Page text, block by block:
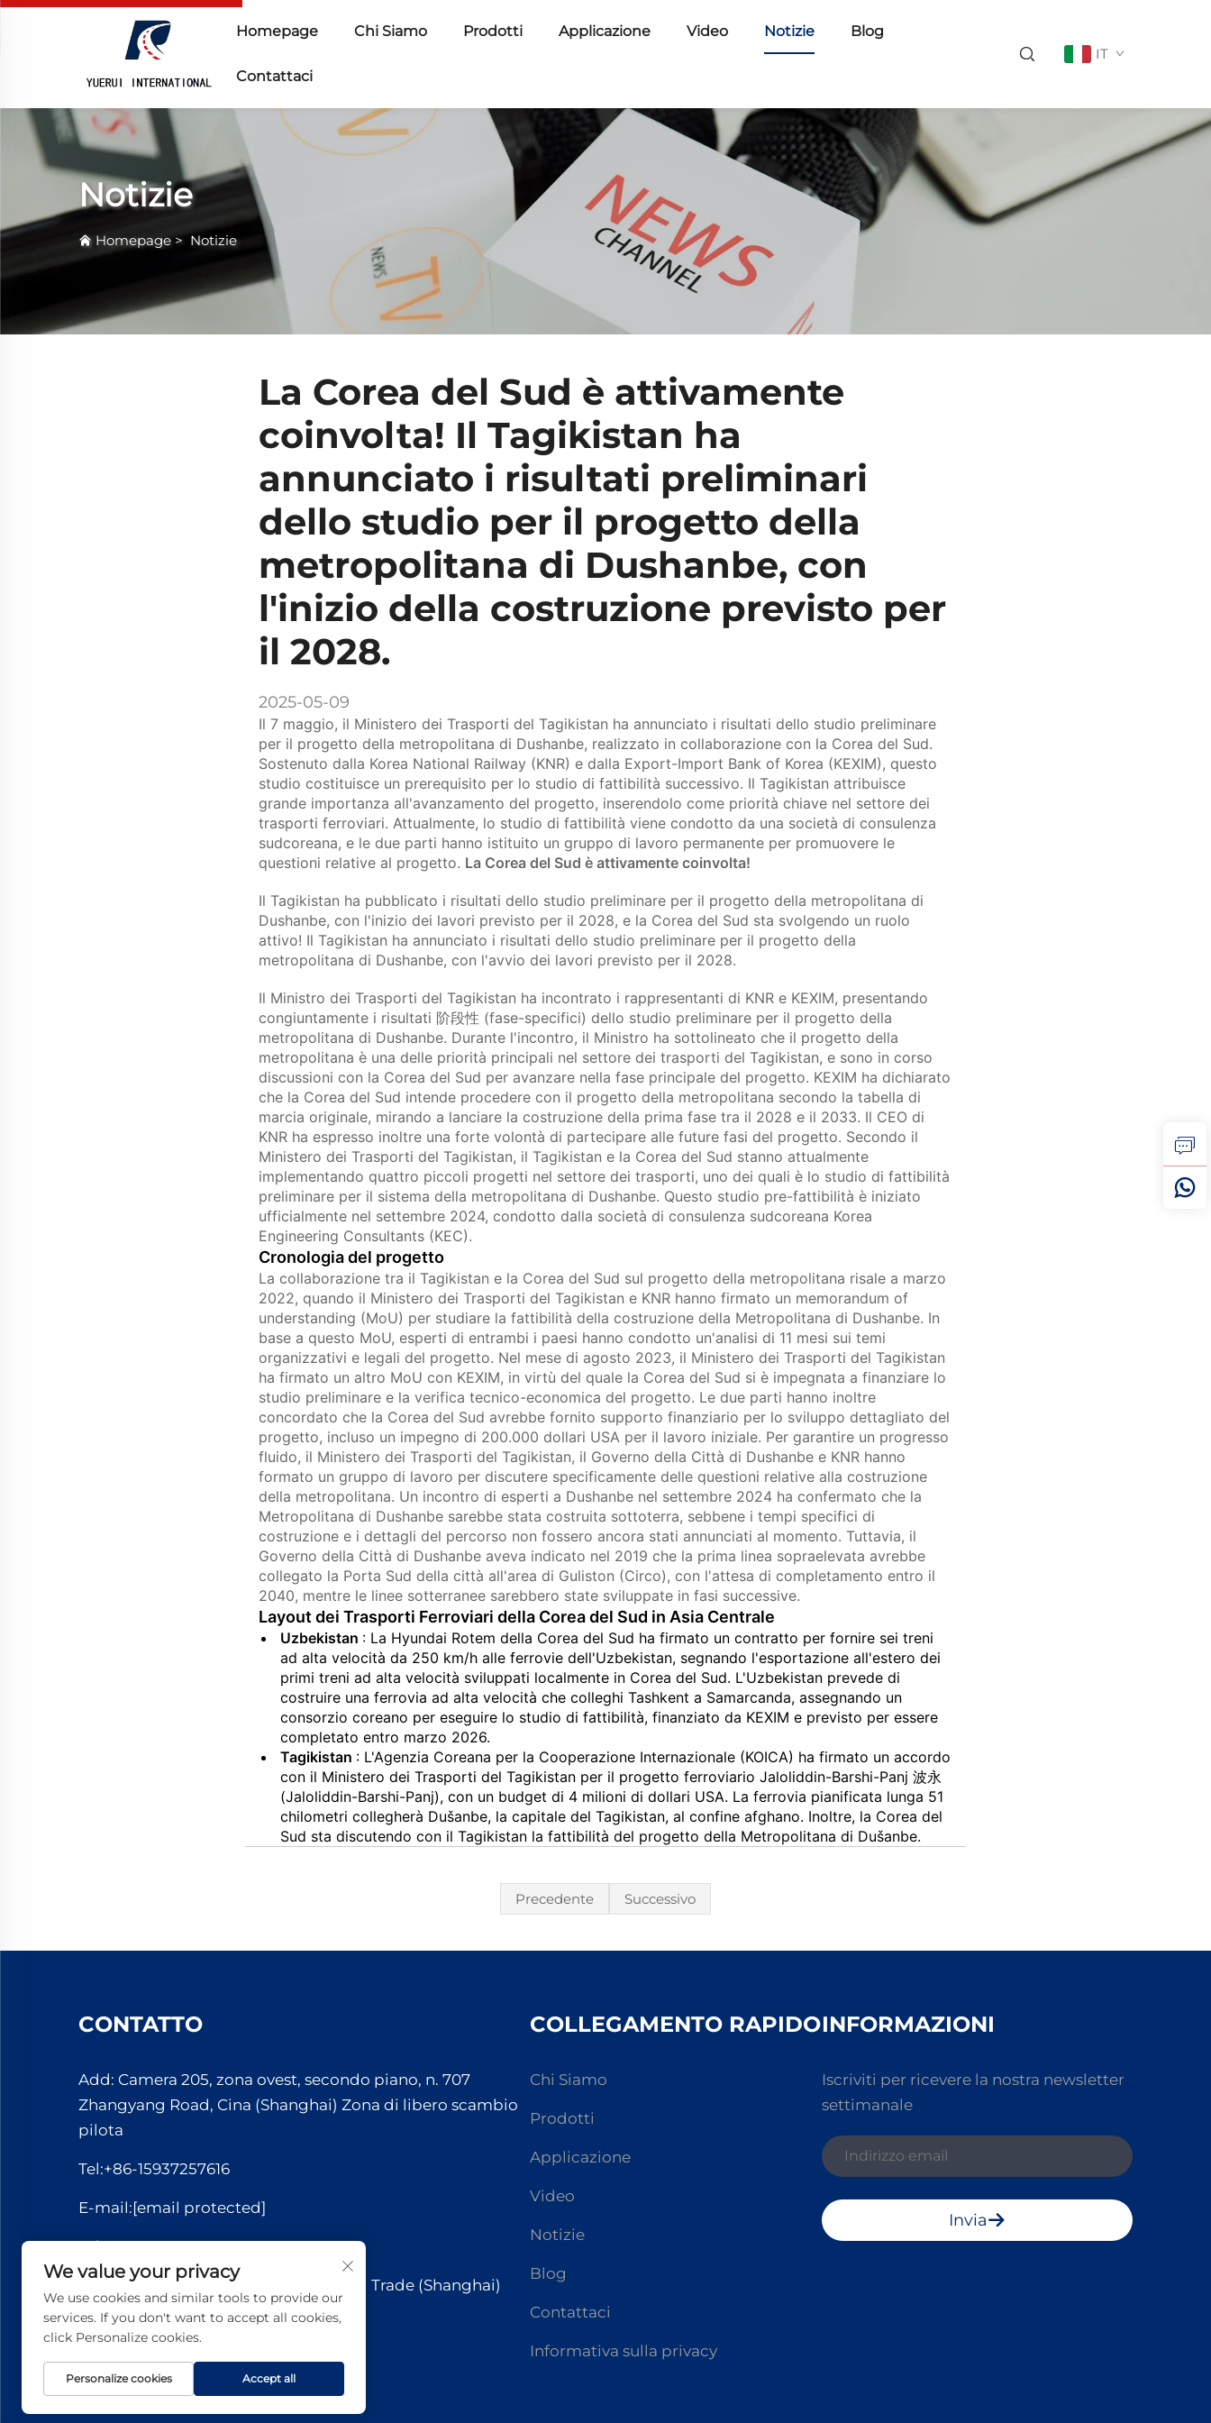
Homepage Chi Siamo Prodotti Applicazione Video Notizie Blog
Contattaci
IT
Notizie
Homepage > Notizie
La Corea del Sud è attivamente
coinvolta! Il Tagikistan ha
annunciato i risultati preliminari
dello studio per il progetto della
metropolitana di Dushanbe, con
l'inizio della costruzione previsto per
il 2028.
2025-05-09
Il 7 maggio, il Ministero dei Trasporti del Tagikistan ha annunciato i risultati dello studio preliminare
per il progetto della metropolitana di Dushanbe, realizzato in collaborazione con la Corea del Sud.
Sostenuto dalla Korea National Railway (KNR) e dalla Export-Import Bank of Korea (KEXIM), questo
studio costituisce un prerequisito per lo studio di fattibilità successivo. Il Tagikistan attribuisce
grande importanza all'avanzamento del progetto, inserendolo come priorità chiave nel settore dei
trasporti ferroviari. Attualmente, lo studio di fattibilità viene condotto da una società di consulenza
sudcoreana, e le due parti hanno istituito un gruppo di lavoro permanente per promuovere le
questioni relative al progetto. La Corea del Sud è attivamente coinvolta!
Il Tagikistan ha pubblicato i risultati dello studio preliminare per il progetto della metropolitana di
Dushanbe, con l'inizio dei lavori previsto per il 2028, e la Corea del Sud sta svolgendo un ruolo
attivo! Il Tagikistan ha annunciato i risultati dello studio preliminare per il progetto della
metropolitana di Dushanbe, con l'avvio dei lavori previsto per il 2028.
Il Ministro dei Trasporti del Tagikistan ha incontrato i rappresentanti di KNR e KEXIM, presentando
congiuntamente i risultati 阶段性 (fase-specifici) dello studio preliminare per il progetto della
metropolitana di Dushanbe. Durante l'incontro, il Ministro ha sottolineato che il progetto della
metropolitana è una delle priorità principali nel settore dei trasporti del Tagikistan, e sono in corso
discussioni con la Corea del Sud per avanzare nella fase principale del progetto. KEXIM ha dichiarato
che la Corea del Sud intende procedere con il progetto della metropolitana secondo la tabella di
marcia originale, mirando a lanciare la costruzione della prima fase tra il 2028 e il 2033. Il CEO di
KNR ha espresso inoltre una forte volontà di partecipare alle future fasi del progetto. Secondo il
Ministero dei Trasporti del Tagikistan, il Tagikistan e la Corea del Sud stanno attualmente
implementando quattro piccoli progetti nel settore dei trasporti, uno dei quali è lo studio di fattibilità
preliminare per il sistema della metropolitana di Dushanbe. Questo studio pre-fattibilità è iniziato
ufficialmente nel settembre 2024, condotto dalla società di consulenza sudcoreana Korea
Engineering Consultants (KEC).
Cronologia del progetto
La collaborazione tra il Tagikistan e la Corea del Sud sul progetto della metropolitana risale a marzo
2022, quando il Ministero dei Trasporti del Tagikistan e KNR hanno firmato un memorandum of
understanding (MoU) per studiare la fattibilità della costruzione della Metropolitana di Dushanbe. In
base a questo MoU, esperti di entrambi i paesi hanno condotto un'analisi di 11 mesi sui temi
organizzativi e legali del progetto. Nel mese di agosto 2023, il Ministero dei Trasporti del Tagikistan
ha firmato un altro MoU con KEXIM, in virtù del quale la Corea del Sud si è impegnata a finanziare lo
studio preliminare e la verifica tecnico-economica del progetto. Le due parti hanno inoltre
concordato che la Corea del Sud avrebbe fornito supporto finanziario per lo sviluppo dettagliato del
progetto, incluso un impegno di 200.000 dollari USA per il lavoro iniziale. Per garantire un progresso
fluido, il Ministero dei Trasporti del Tagikistan, il Governo della Città di Dushanbe e KNR hanno
formato un gruppo di lavoro per discutere specificamente delle questioni relative alla costruzione
della metropolitana. Un incontro di esperti a Dushanbe nel settembre 2024 ha confermato che la
Metropolitana di Dushanbe sarebbe stata costruita sottoterra, sebbene i tempi specifici di
costruzione e i dettagli del percorso non fossero ancora stati annunciati al momento. Tuttavia, il
Governo della Città di Dushanbe aveva indicato nel 2019 che la prima linea sopraelevata avrebbe
collegato la Porta Sud della città all'area di Guliston (Circo), con l'attesa di completamento entro il
2040, mentre le linee sotterranee sarebbero state sviluppate in fasi successive.
Layout dei Trasporti Ferroviari della Corea del Sud in Asia Centrale
Uzbekistan : La Hyundai Rotem della Corea del Sud ha firmato un contratto per fornire sei treni
ad alta velocità da 250 km/h alle ferrovie dell'Uzbekistan, segnando l'esportazione all'estero dei
primi treni ad alta velocità sviluppati localmente in Corea del Sud. L'Uzbekistan prevede di
costruire una ferrovia ad alta velocità che colleghi Tashkent a Samarcanda, assegnando un
consorzio coreano per eseguire lo studio di fattibilità, finanziato da KEXIM e previsto per essere
completato entro marzo 2026.
Tagikistan : L'Agenzia Coreana per la Cooperazione Internazionale (KOICA) ha firmato un accordo
con il Ministero dei Trasporti del Tagikistan per il progetto ferroviario Jaloliddin-Barshi-Panj 波永
(Jaloliddin-Barshi-Panj), con un budget di 4 milioni di dollari USA. La ferrovia pianificata lunga 51
chilometri collegherà Dušanbe, la capitale del Tagikistan, al confine afghano. Inoltre, la Corea del
Sud sta discutendo con il Tagikistan la fattibilità del progetto della Metropolitana di Dušanbe.
Precedente Successivo
CONTATTO
Add: Camera 205, zona ovest, secondo piano, n. 707
Zhangyang Road, Cina (Shanghai) Zona di libero scambio
pilota
Tel:+86-15937257616
E-mail:[email protected]
Whatsapp:+86-15037221110
Copyright © 2026 Yuerui International Trade (Shanghai)
Co., Ltd.. Tutti i diritti riservati.
COLLEGAMENTO RAPIDO
Chi Siamo
Prodotti
Applicazione
Video
Notizie
Blog
Contattaci
Informativa sulla privacy
INFORMAZIONI
Iscriviti per ricevere la nostra newsletter
settimanale
Invia
We value your privacy
We use cookies and similar tools to provide our
services. If you don't want to accept all cookies,
click Personalize cookies.
Personalize cookies Accept all